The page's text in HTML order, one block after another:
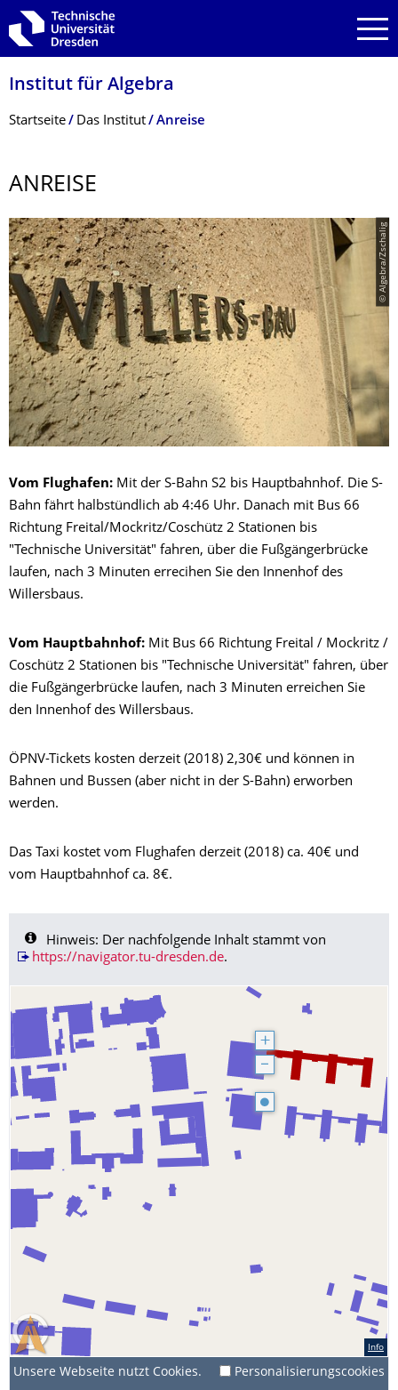
Zur Hauptnavigation springen
Zur Suche springen
Zum Inhalt springen
Institut für Algebra
Breadcrumb-Menü
Startseite Das Institut Anreise
ANREISE
© Algebra/Zschalig
Vom Flughafen: Mit der S-Bahn S2 bis Hauptbahnhof. Die S-
Bahn fährt halbstündlich ab 4:46 Uhr. Danach mit Bus 66
Richtung Freital/Mockritz/Coschütz 2 Stationen bis
"Technische Universität" fahren, über die Fußgängerbrücke
laufen, nach 3 Minuten errecihen Sie den Innenhof des
Willersbaus.
Vom Hauptbahnhof: Mit Bus 66 Richtung Freital / Mockritz /
Coschütz 2 Stationen bis "Technische Universität" fahren, über
die Fußgängerbrücke laufen, nach 3 Minuten erreichen Sie
den Innenhof des Willersbaus.
ÖPNV-Tickets kosten derzeit (2018) 2,30€ und können in
Bahnen und Bussen (aber nicht in der S-Bahn) erworben
werden.
Das Taxi kostet vom Flughafen derzeit (2018) ca. 40€ und
vom Hauptbahnhof ca. 8€.
Hinweis: Der nachfolgende Inhalt stammt von
https://navigator.tu-dresden.de.